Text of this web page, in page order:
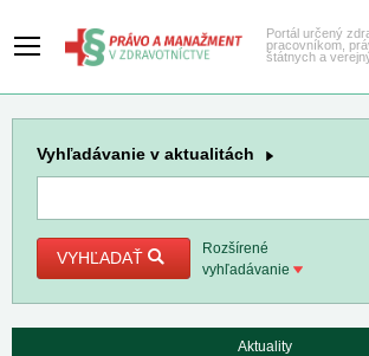
Portál určený
pracovníkom,
štátnych a
Vyhľadávanie v aktualitách
VYHĽADAŤ
Rozšírené
vyhľadávanie
Aktuality